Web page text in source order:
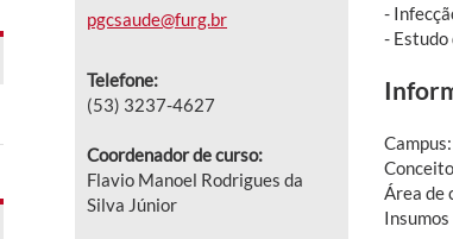
pgcsaude@furg.br
Telefone:
(53) 3237-4627
Coordenador de curso:
Flavio Manoel Rodrigues da
Silva Júnior
-
-
Área de